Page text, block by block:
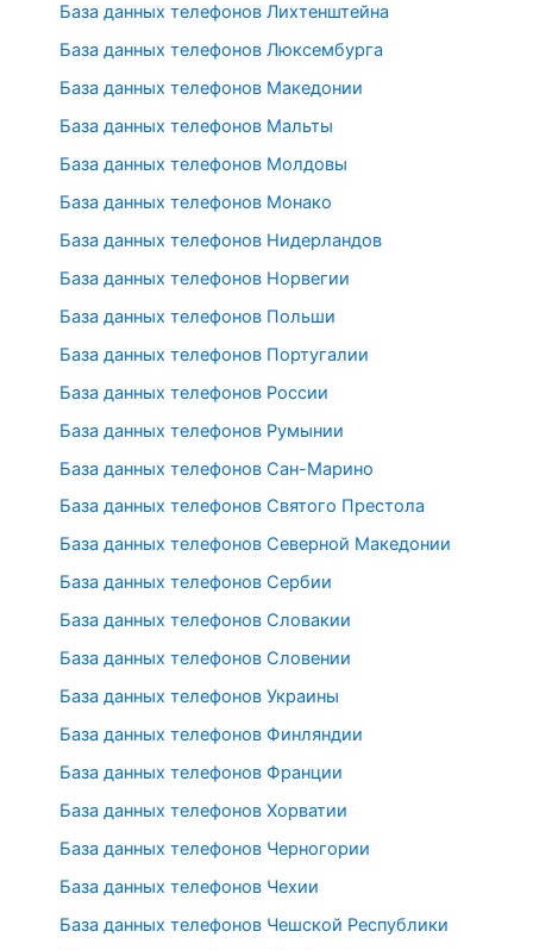
База данных телефонов Лихтенштейна
База данных телефонов Люксембурга
База данных телефонов Македонии
База данных телефонов Мальты
База данных телефонов Молдовы
База данных телефонов Монако
База данных телефонов Нидерландов
База данных телефонов Норвегии
База данных телефонов Польши
База данных телефонов Португалии
База данных телефонов России
База данных телефонов Румынии
База данных телефонов Сан-Марино
База данных телефонов Святого Престола
База данных телефонов Северной Македонии
База данных телефонов Сербии
База данных телефонов Словакии
База данных телефонов Словении
База данных телефонов Украины
База данных телефонов Финляндии
База данных телефонов Франции
База данных телефонов Хорватии
База данных телефонов Черногории
База данных телефонов Чехии
База данных телефонов Чешской Республики